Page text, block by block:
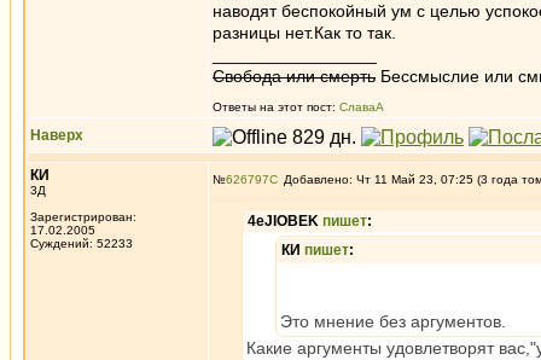
наводят беспокойный ум с целью
разницы нет.Как то так.
Свобода или смерть Бессмыслие или
Ответы на этот пост: СлаваА
Наверх
КИ
3Д
Зарегистрирован:
17.02.2005
Суждений: 52233
№626797 Добавлено: Чт 11 Май 23, 07:25 (3 года
4eJIOBEK пишет:
КИ пишет:
Это мнение без аргументов.
Какие аргументы удовлетворят